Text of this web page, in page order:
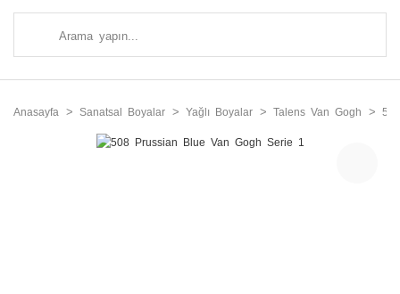
Anasayfa Sanatsal Boyalar Yağlı Boyalar Talens Van Gogh